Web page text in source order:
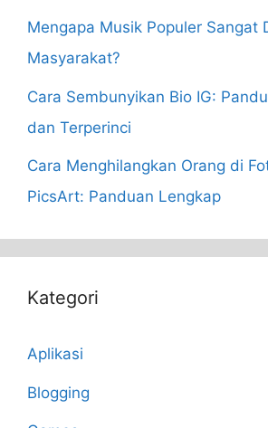
Mengapa Musik Populer Sangat
Masyarakat?
Cara Sembunyikan Bio IG:
dan Terperinci
Cara Menghilangkan Orang di
PicsArt: Panduan Lengkap
Kategori
Aplikasi
Blogging